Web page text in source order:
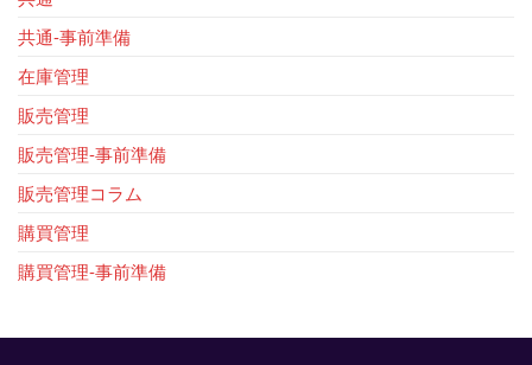
共通-事前準備
在庫管理
販売管理
販売管理-事前準備
販売管理コラム
購買管理
購買管理-事前準備